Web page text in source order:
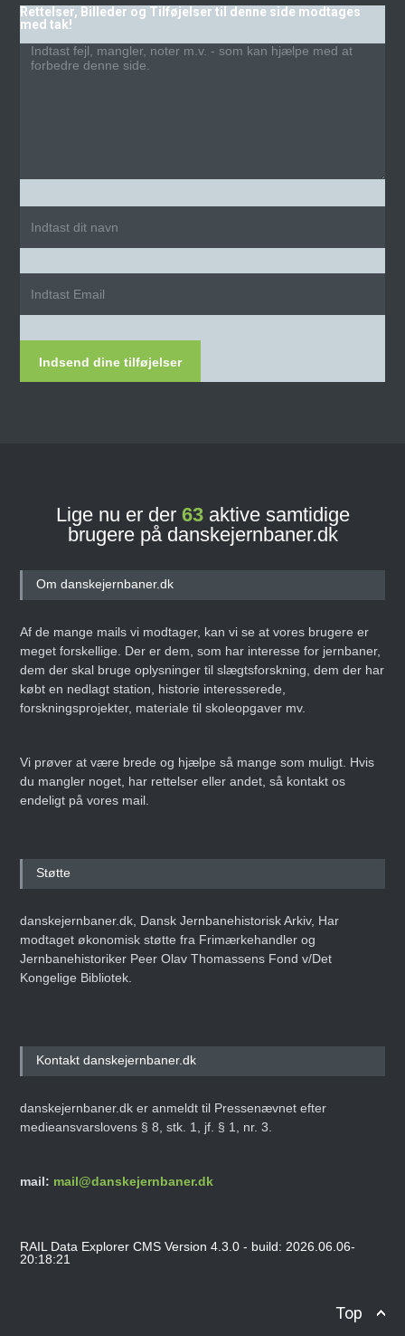
Rettelser, Billeder og Tilføjelser til denne side modtages
med tak!
Indsend dine tilføjelser
Lige nu er der 63aktive samtidige
brugere på danskejernbaner.dk
Om danskejernbaner.dk
Af de mange mails vi modtager, kan vi se at vores brugere er
meget forskellige. Der er dem, som har interesse for jernbaner,
dem der skal bruge oplysninger til slægtsforskning, dem der har
købt en nedlagt station, historie interesserede,
forskningsprojekter, materiale til skoleopgaver mv.
Vi prøver at være brede og hjælpe så mange som muligt. Hvis
du mangler noget, har rettelser eller andet, så kontakt os
endeligt på vores mail.
Støtte
danskejernbaner.dk, Dansk Jernbanehistorisk Arkiv, Har
modtaget økonomisk støtte fra Frimærkehandler og
Jernbanehistoriker Peer Olav Thomassens Fond v/Det
Kongelige Bibliotek.
Kontakt danskejernbaner.dk
danskejernbaner.dk er anmeldt til Pressenævnet efter
medieansvarslovens § 8, stk. 1, jf. § 1, nr. 3.
mail: mail@danskejernbaner.dk
RAIL Data Explorer CMS Version 4.3.0 - build: 2026.06.06-
20:18:21
Top